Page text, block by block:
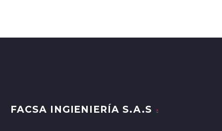
FACSA INGIENIERÍA S.A.S